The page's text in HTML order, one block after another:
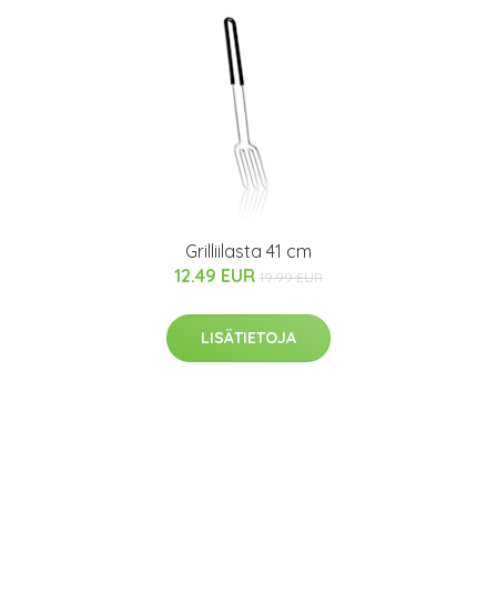
Grilliilasta 41 cm
12.49 EUR 19.99 EUR
LISÄTIETOJA